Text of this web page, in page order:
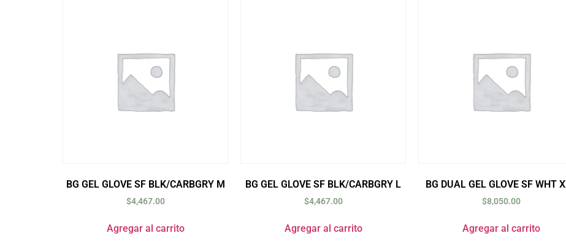
BG GEL GLOVE SF BLK/CARBGRY M
$4,467.00
Agregar al carrito
BG GEL GLOVE SF BLK/CARBGRY L
$4,467.00
Agregar al carrito
BG DUAL GEL GLOVE SF WHT
$8,050.00
Agregar al carrito